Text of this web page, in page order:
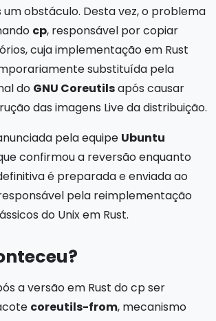
obstáculo. Desta vez, o problema
cp, responsável por copiar
cuja implementação em Rust
substituída pela
do GNU Coreutilsapós causar
das imagens Live da distribuição.
pela equipe Ubuntu
confirmou a reversão enquanto
é preparada e enviada ao
pela reimplementação
do Unix em Rust.
a versão em Rust do cp ser
coreutils-from, mecanismo